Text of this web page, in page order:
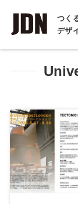
つく
デザ
インタビュ
コラム